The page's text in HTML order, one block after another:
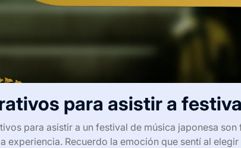
para asistir a
para asistir a un festival de música japonesa
experiencia. Recuerdo la emoción que sentí al